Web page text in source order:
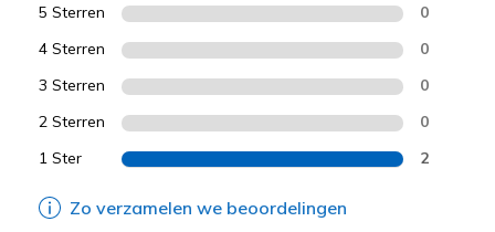
5 Sterren 0
4 Sterren 0
3 Sterren 0
2 Sterren 0
1 Ster 2
Zo verzamelen we beoordelingen